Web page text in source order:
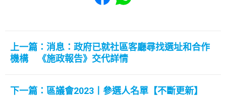
上一篇：消息：政府已就社區客廳尋找選址和合作
機構 《施政報告》交代詳情
下一篇：區議會2023丨參選人名單【不斷更新】